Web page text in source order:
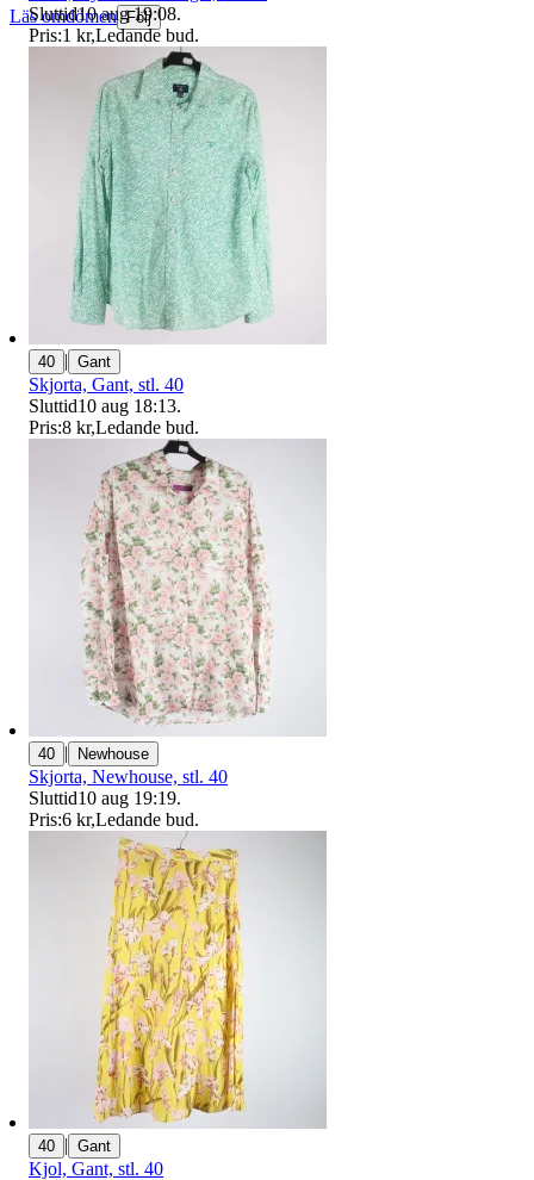
Läs omdömen Följ
Sluttid10 aug 19:08.
Pris:1 kr,Ledande bud.
40 | Gant
Skjorta, Gant, stl. 40
Sluttid10 aug 18:13.
Pris:8 kr,Ledande bud.
40 | Newhouse
Skjorta, Newhouse, stl. 40
Sluttid10 aug 19:19.
Pris:6 kr,Ledande bud.
40 | Gant
Kjol, Gant, stl. 40